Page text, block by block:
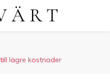
Ä R T
lägre kostnader